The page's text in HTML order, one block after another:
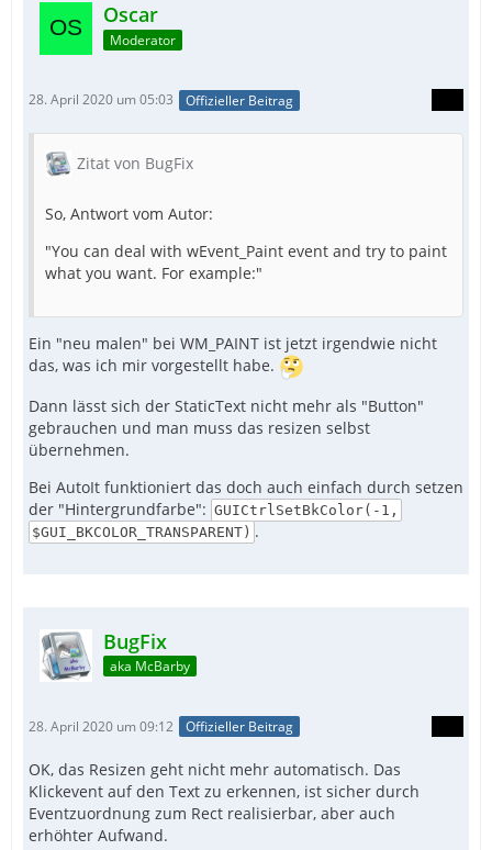
app.mainLoop()
Oscar
Moderator
28. April 2020 um 05:03 Offizieller Beitrag
Zitat von BugFix
So, Antwort vom Autor:
"You can deal with wEvent_Paint event and try to paint
what you want. For example:"
Ein "neu malen" bei WM_PAINT ist jetzt irgendwie nicht
das, was ich mir vorgestellt habe.
Dann lässt sich der StaticText nicht mehr als "Button"
gebrauchen und man muss das resizen selbst
übernehmen.
Bei AutoIt funktioniert das doch auch einfach durch setzen
der "Hintergrundfarbe": GUICtrlSetBkColor(-1,
$GUI_BKCOLOR_TRANSPARENT) .
BugFix
aka McBarby
28. April 2020 um 09:12 Offizieller Beitrag
OK, das Resizen geht nicht mehr automatisch. Das
Klickevent auf den Text zu erkennen, ist sicher durch
Eventzuordnung zum Rect realisierbar, aber auch
erhöhter Aufwand.